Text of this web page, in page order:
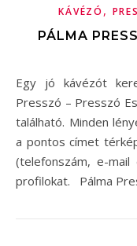
KÁVÉZÓ ,
PÁLMA
Egy jó kávézót keresel Esztergom városában? Pálma
Presszó – Presszó
található. Minden
a pontos címet
(telefonszám, e-
profilokat. Pálma